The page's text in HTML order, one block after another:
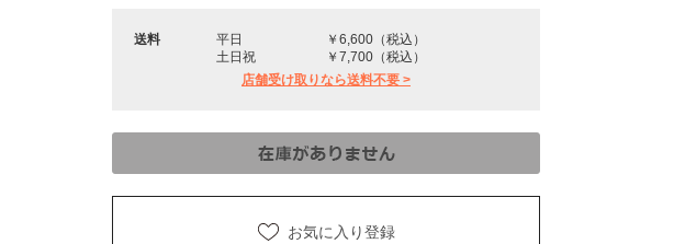
送料 平日
￥6,600（税込）
土日祝
￥7,700（税込）
店舗受け取りなら送料不要 >
お気に入り登録